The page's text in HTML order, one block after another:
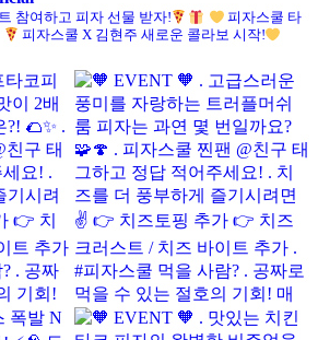
참여하고 피자 선물 받자!
피자스쿨 타
피자스쿨 X 김현주 새로운 콜라보 시작!